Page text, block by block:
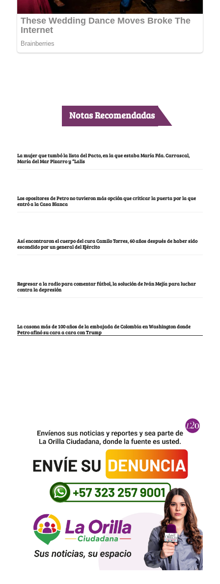
Notas Recomendadas
La mujer que tumbó la lista del Pacto, en la que estaba María Fda. Carrascal,
María del Mar Pizarro y “Lalis
Los opositores de Petro no tuvieron más opción que criticar la puerta por la que
entró a la Casa Blanca
Así encontraron el cuerpo del cura Camilo Torres, 60 años después de haber sido
escondido por un general del Ejército
Regresar a la radio para comentar fútbol, la solución de Iván Mejía para luchar
contra la depresión
La casona más de 100 años de la embajada de Colombia en Washington donde
Petro afinó su cara a cara con Trump